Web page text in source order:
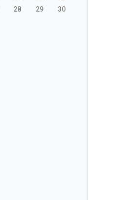
28 29
30